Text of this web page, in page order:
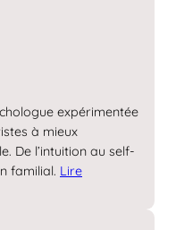
expérimentée
à mieux
De l’intuition au self-
familial. Lire